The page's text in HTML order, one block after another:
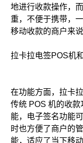
地进行收款操作，
重，不便于携带，
移动收款的商户来
拉卡拉电签POS机
在功能方面，拉卡
传统 POS 机的收
能，电子签名功能
时也方便了商户的
能，适应了当下移